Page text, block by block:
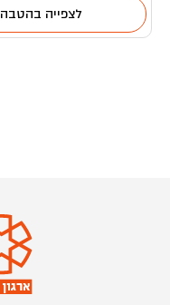
לצפייה בהטבה